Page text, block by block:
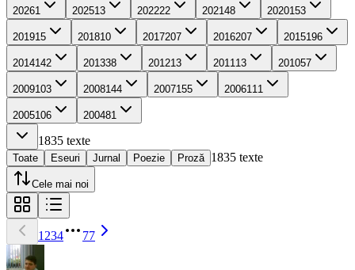
20261 202513 202222 2021 48 2020153
201915 201810 2017207 2016207 2015196
2014142 201338 201213 2011 13 201057
2009103 2008144 2007155 2006111
2005106 200481
1835 texte
Toate Eseuri Jurnal Poezie Proză 1835 texte
Cele mai noi
1 234 77